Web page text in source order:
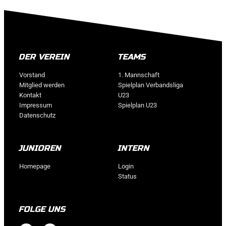
DER VEREIN
Vorstand
Mitglied werden
Kontakt
Impressum
Datenschutz
TEAMS
1. Mannschaft
Spielplan Verbandsliga
U23
Spielplan U23
JUNIOREN
Homepage
INTERN
Login
Status
FOLGE UNS